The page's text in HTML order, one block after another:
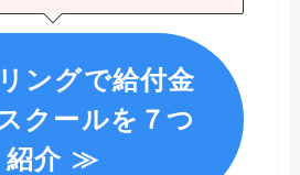
ングで給付金
クールを７つ
紹介 ≫